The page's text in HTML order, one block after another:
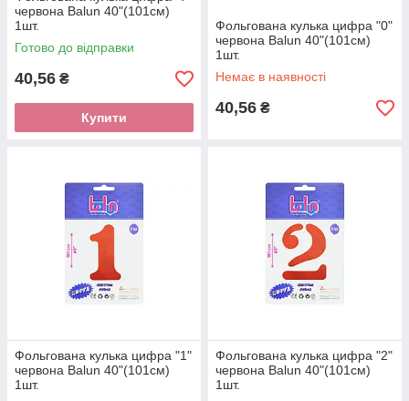
червона Balun 40"(101см)
1шт.
Готово до відправки
40,56 ₴
Купити
Фольгована кулька цифра "0"
червона Balun 40"(101см)
1шт.
Немає в наявності
40,56 ₴
Фольгована кулька цифра "1"
червона Balun 40"(101см)
1шт.
Фольгована кулька цифра "2"
червона Balun 40"(101см)
1шт.